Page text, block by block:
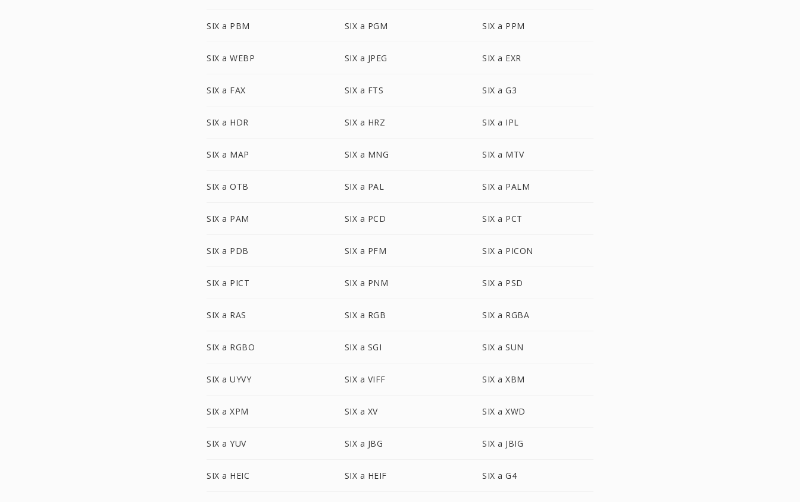
SIX a PBM SIX a PGM SIX a PPM
SIX a WEBP SIX a JPEG SIX a EXR
SIX a FAX SIX a FTS SIX a G3
SIX a HDR SIX a HRZ SIX a IPL
SIX a MAP SIX a MNG SIX a MTV
SIX a OTB SIX a PAL SIX a PALM
SIX a PAM SIX a PCD SIX a PCT
SIX a PDB SIX a PFM SIX a PICON
SIX a PICT SIX a PNM SIX a PSD
SIX a RAS SIX a RGB SIX a RGBA
SIX a RGBO SIX a SGI SIX a SUN
SIX a UYVY SIX a VIFF SIX a XBM
SIX a XPM SIX a XV SIX a XWD
SIX a YUV SIX a JBG SIX a JBIG
SIX a HEIC SIX a HEIF SIX a G4